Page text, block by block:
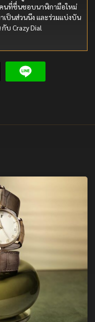
คนที่ชื่นชอบนาฬิกามือใหม่
ป็นส่วนนึง และร่วมแบ่งบัน
Crazy Dial